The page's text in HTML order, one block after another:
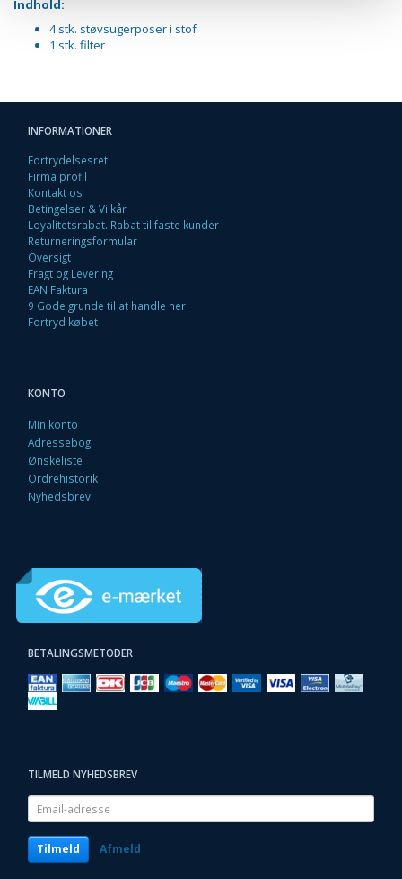
Indhold:
4 stk. støvsugerposer i stof
1 stk. filter
INFORMATIONER
Fortrydelsesret
Firma profil
Kontakt os
Betingelser & Vilkår
Loyalitetsrabat. Rabat til faste kunder
Returneringsformular
Oversigt
Fragt og Levering
EAN Faktura
9 Gode grunde til at handle her
Fortryd købet
KONTO
Min konto
Adressebog
Ønskeliste
Ordrehistorik
Nyhedsbrev
BETALINGSMETODER
TILMELD NYHEDSBREV
Email-
adresse
Tilmeld Afmeld